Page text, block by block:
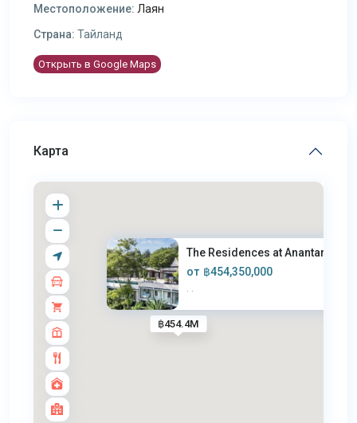
Местоположение: Лаян
Страна: Тайланд
Открыть в Google Maps
Карта
฿454.4M
The Residences at Anantara
от ฿454,350,000
· ·